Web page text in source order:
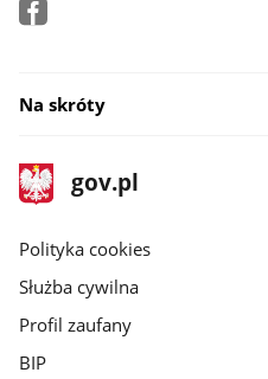
Na skróty
stopka
gov.pl
Strona
gov.pl
gov.pl
Polityka cookies
Służba cywilna
Profil zaufany
BIP